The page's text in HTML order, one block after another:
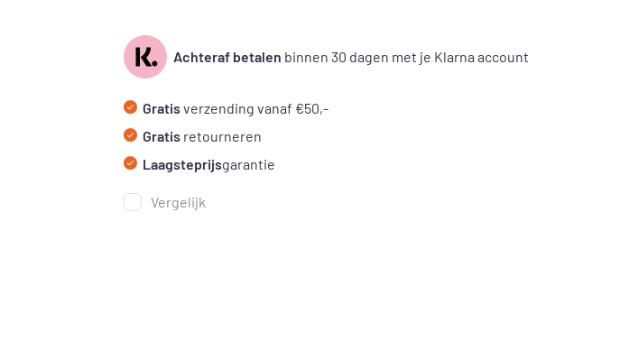
Achteraf betalen binnen 30 dagen met je Klarna account
Gratisverzending vanaf €50,-
Gratisretourneren
Laagsteprijsgarantie
Vergelijk